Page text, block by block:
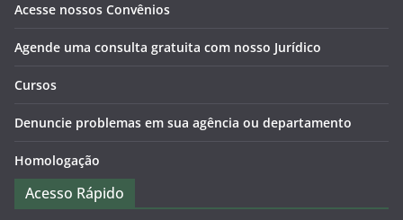
Acesse nossos Convênios
Agende uma consulta gratuita com nosso Jurídico
Cursos
Denuncie problemas em sua agência ou departamento
Homologação
Acesso Rápido